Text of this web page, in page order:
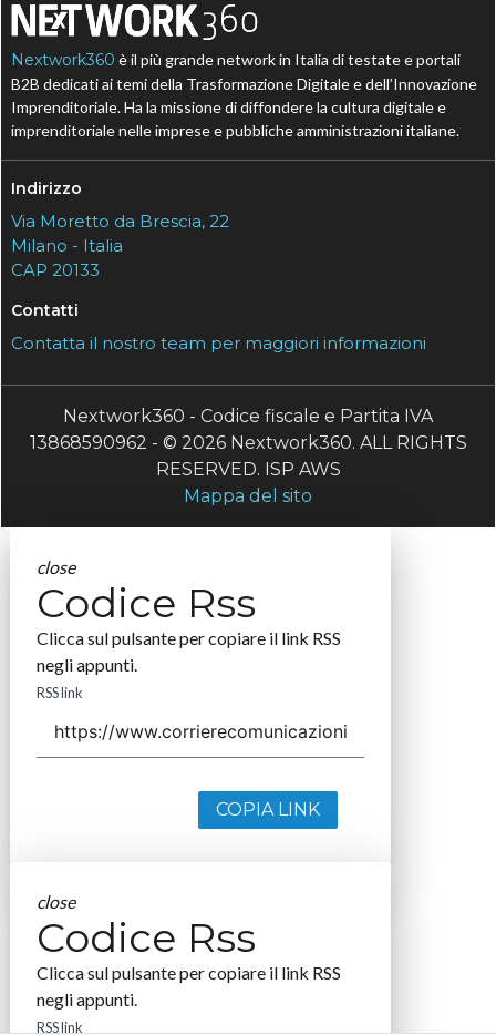
Nextwork360 è il più grande network in Italia di testate e portali
B2B dedicati ai temi della Trasformazione Digitale e dell’Innovazione
Imprenditoriale. Ha la missione di diffondere la cultura digitale e
imprenditoriale nelle imprese e pubbliche amministrazioni italiane.
Indirizzo
Via Moretto da Brescia, 22
Milano - Italia
CAP 20133
Contatti
Contatta il nostro team per maggiori informazioni
Nextwork360 - Codice fiscale e Partita IVA
13868590962 - © 2026 Nextwork360. ALL RIGHTS
RESERVED. ISP AWS
Mappa del sito
close
Codice Rss
Clicca sul pulsante per copiare il link RSS
negli appunti.
RSS link
COPIA LINK
close
Codice Rss
Clicca sul pulsante per copiare il link RSS
negli appunti.
RSS link